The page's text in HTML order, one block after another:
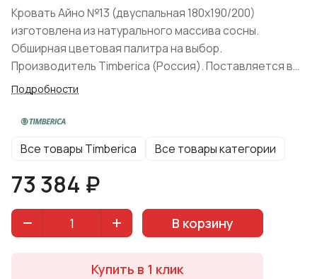
Кровать Айно №13 (двуспальная 180x190/200)
изготовлена из натурального массива сосны.
Обширная цветовая палитра на выбор.
Производитель Timberica (Россия). Поставляется в
разобранном виде. Экологичные клеевые и
используется неплотное покрытие, структура
Матрас и текстиль не входит в комплект поставки. На
ножках кроватей имеются винты, с помощью которых
ножки прикручиваются к царгам. Заглушки не
предусмотрены.
Подробности
Все товары Timberica Все товары категории
73 384 ₽
В корзину
Купить в 1 клик